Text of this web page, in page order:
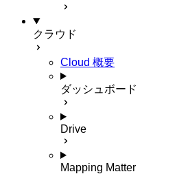
クラウド
Cloud 概要
ダッシュボード
Drive
Mapping Matter